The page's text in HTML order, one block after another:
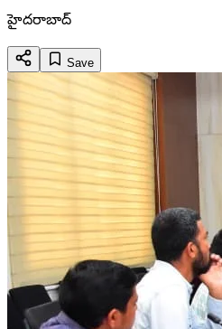
హైదరాబాద్
Save